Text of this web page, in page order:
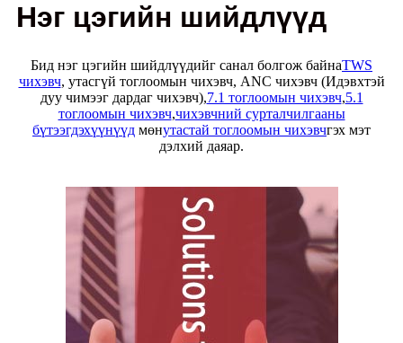
Нэг цэгийн шийдлүүд
Бид нэг цэгийн шийдлүүдийг санал болгож байнаTWS
чихэвч, утасгүй тоглоомын чихэвч, ANC чихэвч (Идэвхтэй
дуу чимээг дардаг чихэвч),7.1 тоглоомын чихэвч,5.1
тоглоомын чихэвч,чихэвчний сурталчилгааны
бүтээгдэхүүнүүд мөнутастай тоглоомын чихэвчгэх мэт
дэлхий даяар.